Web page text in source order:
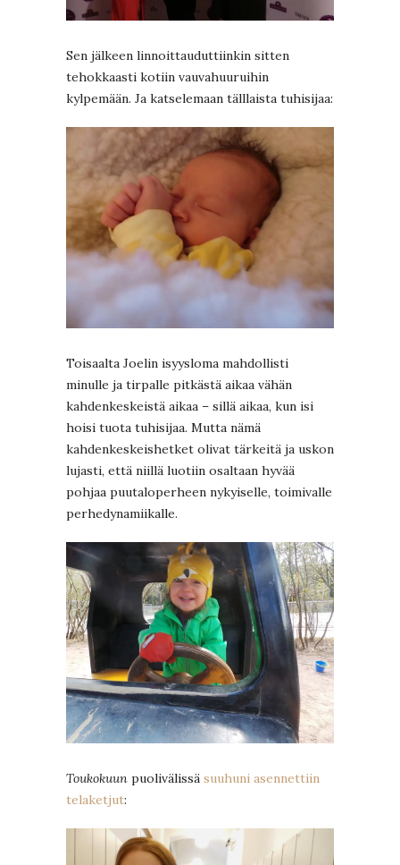
Sen jälkeen linnoittauduttiinkin sitten
tehokkaasti kotiin vauvahuuruihin
kylpemään. Ja katselemaan tälllaista tuhisijaa:
Toisaalta Joelin isyysloma mahdollisti
minulle ja tirpalle pitkästä aikaa vähän
kahdenkeskeistä aikaa – sillä aikaa, kun isi
hoisi tuota tuhisijaa. Mutta nämä
kahdenkeskeishetket olivat tärkeitä ja uskon
lujasti, että niillä luotiin osaltaan hyvää
pohjaa puutaloperheen nykyiselle, toimivalle
perhedynamiikalle.
Toukokuun puolivälissä suuhuni asennettiin
telaketjut: